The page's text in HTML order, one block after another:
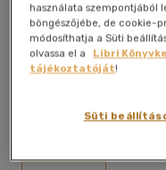
20 db / oldal
40 db / oldal
használata szempontjából
böngészőjébe, de cookie-
módosíthatja a Süti
olvassa el a
Libri
tájékoztatóját!
Süti